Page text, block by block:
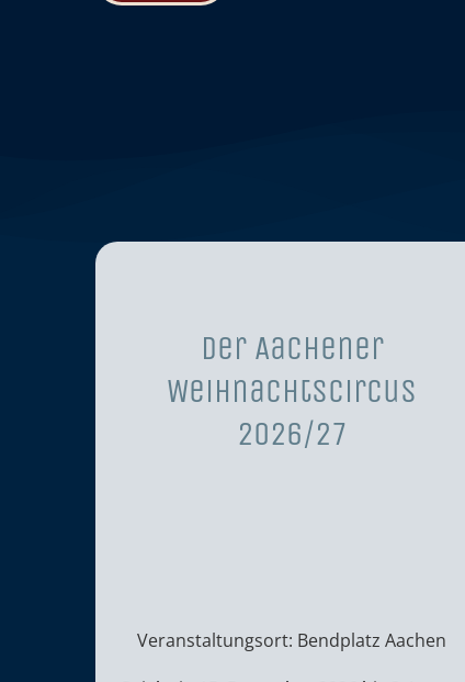
Der Aachener
Weihnachtscircus
2026/27
Veranstaltungsort: Bendplatz Aachen